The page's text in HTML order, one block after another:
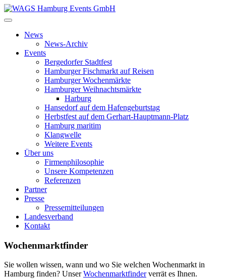
News
News-Archiv
Events
Bergedorfer Stadtfest
Hamburger Fischmarkt auf Reisen
Hamburger Wochenmärkte
Hamburger Weihnachtsmärkte
Harburg
Hansedorf auf dem Hafengeburtstag
Herbstfest auf dem Gerhart-Hauptmann-Platz
Hamburg maritim
Klangwelle
Weitere Events
Über uns
Firmenphilosophie
Unsere Kompetenzen
Referenzen
Partner
Presse
Pressemitteilungen
Landesverband
Kontakt
Wochenmarktfinder
Sie wollen wissen, wann und wo Sie welchen Wochenmarkt in
Hamburg finden? UnserWochenmarktfinderverrät es Ihnen.